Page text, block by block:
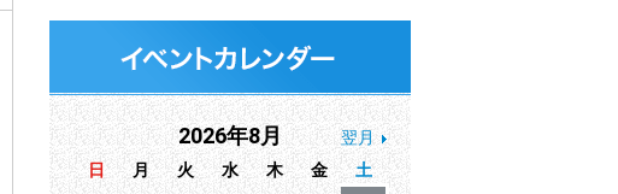
2026年8月
翌月
日
月 火 水 木 金
土